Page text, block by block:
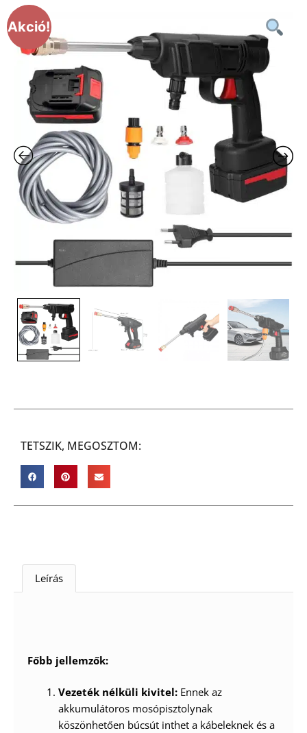
Akció!
TETSZIK, MEGOSZTOM:
Leírás
Főbb jellemzők:
Vezeték nélküli kivitel: Ennek az
akkumulátoros mosópisztolynak
köszönhetően búcsút inthet a kábeleknek és a